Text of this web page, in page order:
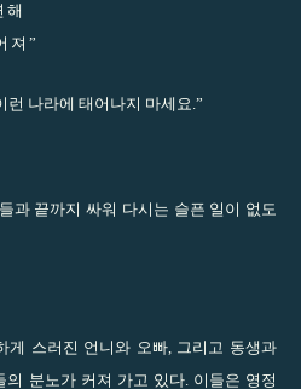
져”
런 나라에 태어나지 마세요.”
과 끝까지 싸워 다시는 슬픈 일이 없도
게 스러진 언니와 오빠, 그리고 동생과
분노가 커져 가고 있다. 이들은 영정